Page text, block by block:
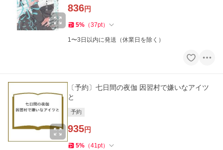
836円
5% （37pt）
1〜3日以内に発送（休業日を除く）
〔予約〕七日間の夜伽 因習村で嫌いなアイツ
と
予約
935円
5% （41pt）